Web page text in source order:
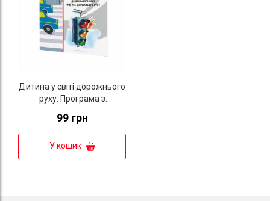
Дитина у світі дорожнього
руху. Програма з
безпечної поведінки дітей
дошкільного віку під час
дорожнього руху
99 грн
У кошик